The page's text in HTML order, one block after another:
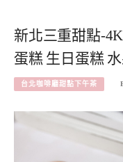
新北三重甜點-
蛋糕 生日蛋糕
台北咖啡廳甜點下午茶